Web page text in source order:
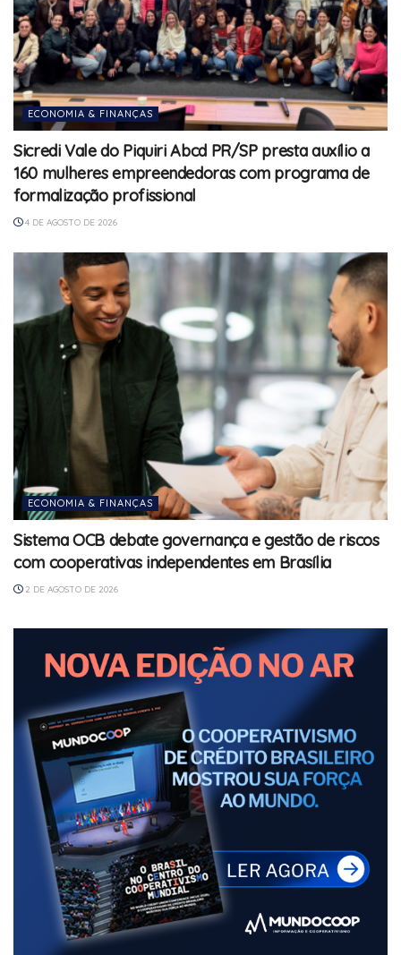
ECONOMIA & FINANÇAS
Sicredi Vale do Piquiri Abcd PR/SP presta auxílio a
160 mulheres empreendedoras com programa de
formalização profissional
4 DE AGOSTO DE 2026
ECONOMIA & FINANÇAS
Sistema OCB debate governança e gestão de riscos
com cooperativas independentes em Brasília
2 DE AGOSTO DE 2026